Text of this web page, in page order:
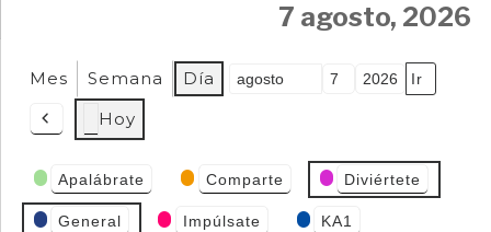
7 agosto, 2026
Mes Semana Día
Mes
Día
Año
Anterior
Hoy
Categorías
de Eventos
Apalábrate Comparte Diviértete
General Impúlsate KA1